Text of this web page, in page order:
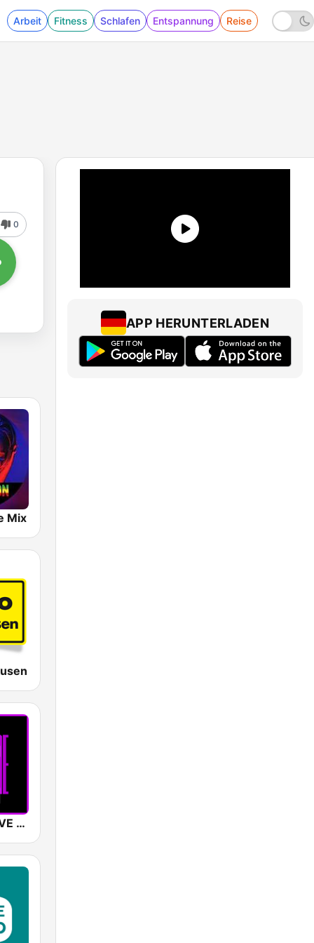
Arbeit Fitness Schlafen Entspannung Reise
0
Mix
SUNSHINE LIVE - Drum & Bass
APP HERUNTERLADEN